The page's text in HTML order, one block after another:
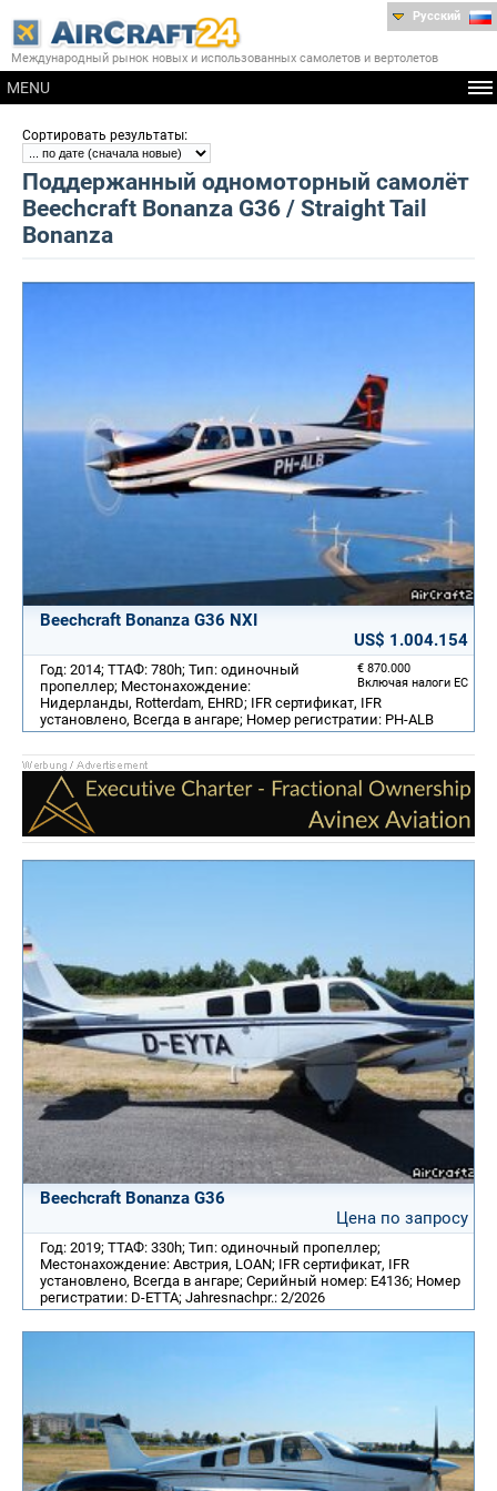
Международный рынок новых и использованных самолетов и вертолетов
MENU
Русский
Сортировать результаты:
Поддержанный одномоторный самолёт
Beechcraft Bonanza G36 / Straight Tail
Bonanza
Beechcraft Bonanza G36 NXI
US$ 1.004.154
€ 870.000
Включая налоги ЕС
Год: 2014; ТТАФ: 780h; Тип: одиночный
пропеллер; Местонахождение:
Нидерланды, Rotterdam, EHRD; IFR сертификат, IFR
установлено, Всегда в ангаре; Номер регистратии: PH-ALB
Beechcraft Bonanza G36
Цена по запросу
Год: 2019; ТТАФ: 330h; Тип: одиночный пропеллер;
Местонахождение: Австрия, LOAN; IFR сертификат, IFR
установлено, Всегда в ангаре; Серийный номер: E4136; Номер
регистратии: D-ETTA; Jahresnachpr.: 2/2026